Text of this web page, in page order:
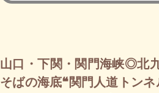
山口・下関・関門海峡◎北
そばの海底❝関門人道トン